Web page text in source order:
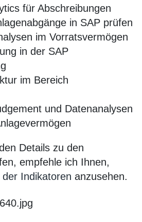
für Abschreibungen
in SAP prüfen
im Vorratsvermögen
in der SAP
im Bereich
und Datenanalysen
Details zu den
empfehle ich Ihnen,
Indikatoren anzusehen.